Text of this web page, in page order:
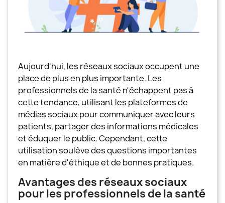
Aujourd'hui, les réseaux sociaux occupent une
place de plus en plus importante. Les
professionnels de la santé n'échappent pas à
cette tendance, utilisant les plateformes de
médias sociaux pour communiquer avec leurs
patients, partager des informations médicales
et éduquer le public. Cependant, cette
utilisation soulève des questions importantes
en matière d'éthique et de bonnes pratiques.
Avantages des réseaux sociaux
pour les professionnels de la santé